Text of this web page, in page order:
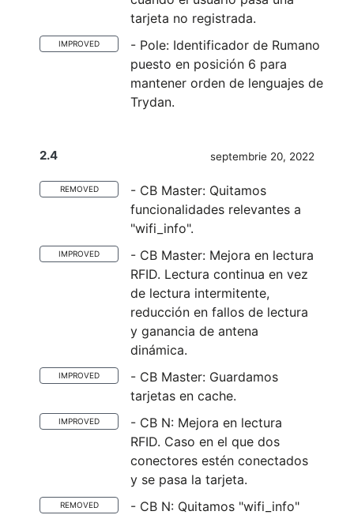
tarjeta no registrada.
IMPROVED
- Pole: Identificador de Rumano
puesto en posición 6 para
mantener orden de lenguajes de
Trydan.
2.4 septembrie 20, 2022
REMOVED
- CB Master: Quitamos
funcionalidades relevantes a
"wifi_info".
IMPROVED
- CB Master: Mejora en lectura
RFID. Lectura continua en vez
de lectura intermitente,
reducción en fallos de lectura
y ganancia de antena
dinámica.
IMPROVED
- CB Master: Guardamos
tarjetas en cache.
IMPROVED
- CB N: Mejora en lectura
RFID. Caso en el que dos
conectores estén conectados
y se pasa la tarjeta.
REMOVED
- CB N: Quitamos "wifi_info"